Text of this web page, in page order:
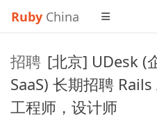
Ruby China
招聘 [北京] UDesk (
SaaS) 长期招聘
工程师，设计师